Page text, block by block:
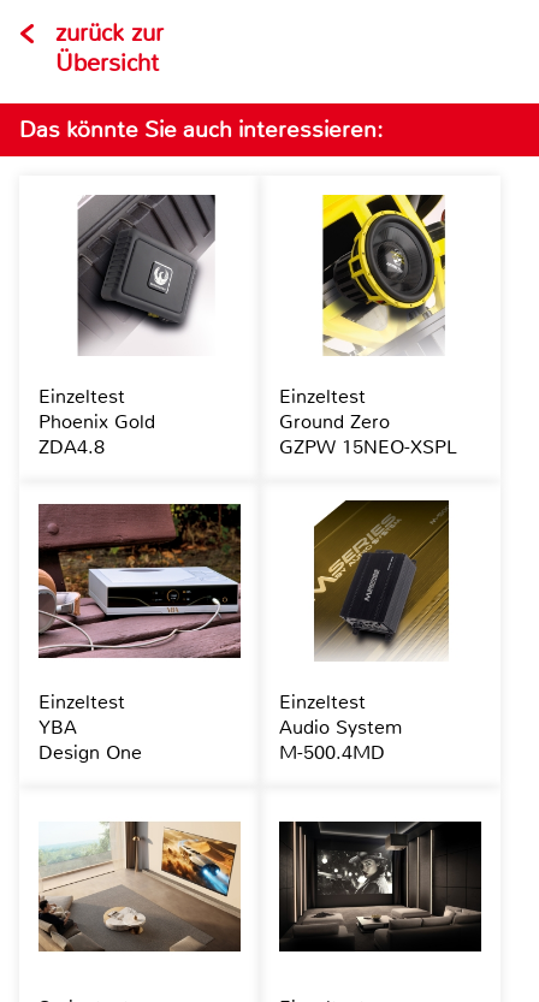
zurück zur
Übersicht
Das könnte Sie auch interessieren:
Einzeltest
Phoenix Gold
ZDA4.8
Einzeltest
Ground Zero
GZPW 15NEO-XSPL
Einzeltest
YBA
Design One
Einzeltest
Audio System
M-500.4MD